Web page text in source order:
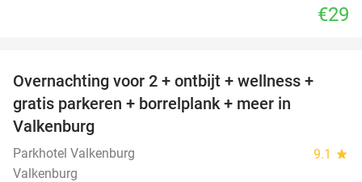
€29
33%
Overnachting voor 2 + ontbijt + wellness +
gratis parkeren + borrelplank + meer in
Valkenburg
Parkhotel Valkenburg 9.1 star
Valkenburg